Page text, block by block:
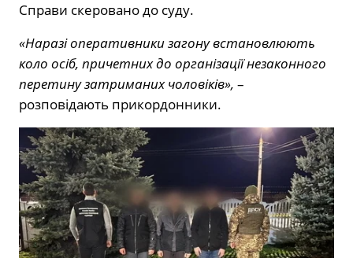
Справи скеровано до суду.
«Наразі оперативники загону встановлюють
коло осіб, причетних до організації незаконного
перетину затриманих чоловіків», –
розповідають прикордонники.